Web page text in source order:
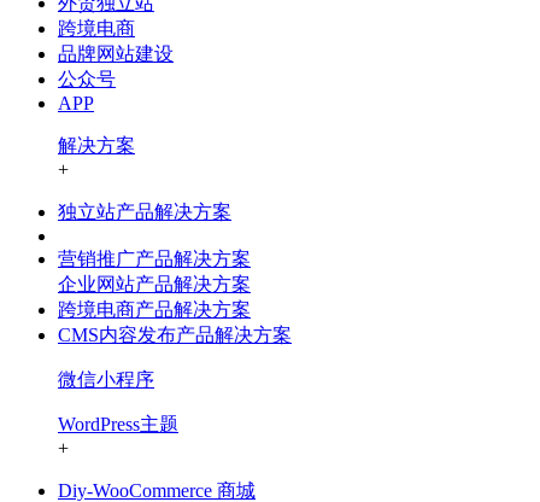
跨境电商
品牌网站建设
公众号
APP
解决方案
+
独立站产品解决方案
营销推广产品解决方案
企业网站产品解决方案
跨境电商产品解决方案
CMS内容发布产品解决方案
微信小程序
WordPress主题
+
Diy-WooCommerce 商城